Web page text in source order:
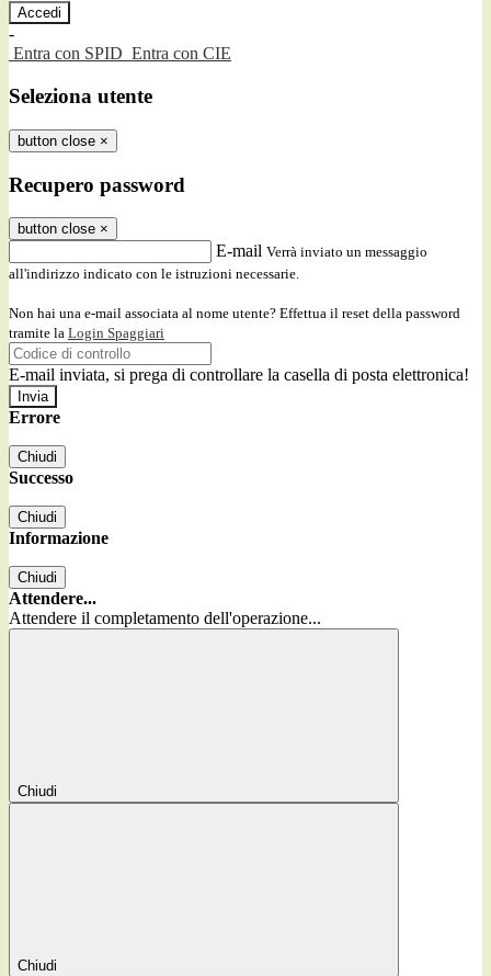
-
Entra con SPID Entra con CIE
Seleziona utente
button close ×
Recupero password
button close ×
E-mail Verrà inviato un messaggio
all'indirizzo indicato con le istruzioni necessarie.
Non hai una e-mail associata al nome utente? Effettua il reset della password
tramite la Login Spaggiari
E-mail inviata, si prega di controllare la casella di posta elettronica!
Errore
Chiudi
Successo
Chiudi
Informazione
Chiudi
Attendere...
Attendere il completamento dell'operazione...
Chiudi
Chiudi